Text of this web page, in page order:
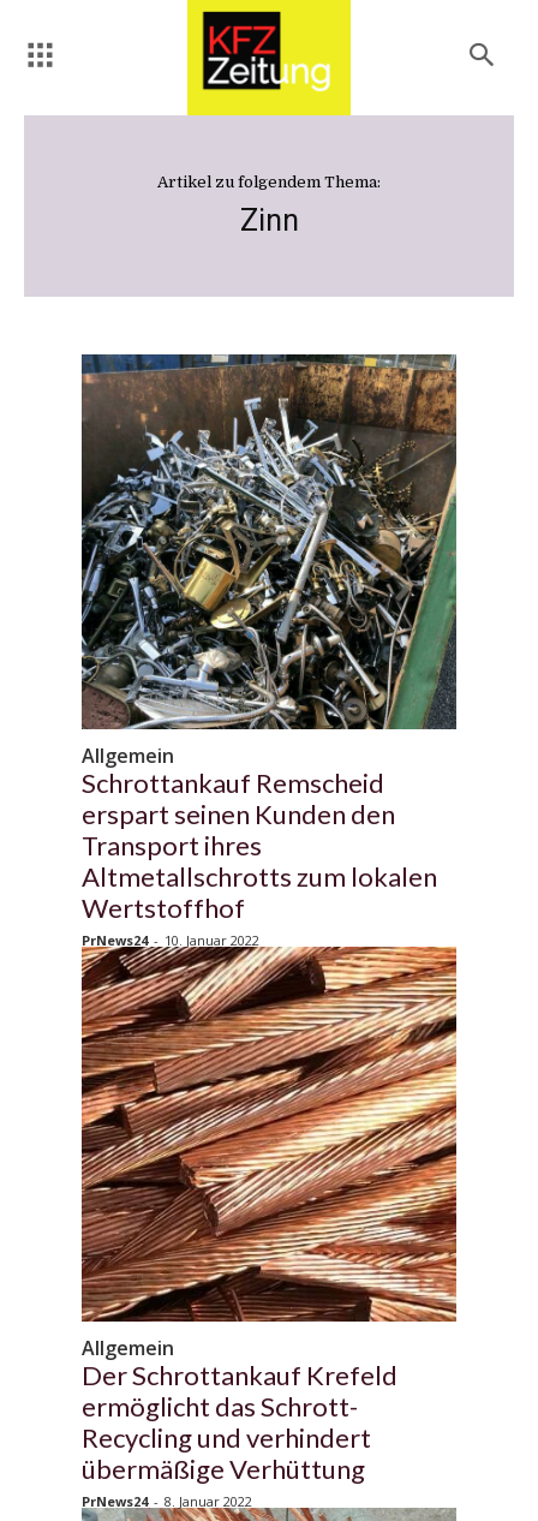
Artikel zu folgendem Thema:
Zinn
Allgemein
Schrottankauf Remscheid
erspart seinen Kunden den
Transport ihres
Altmetallschrotts zum lokalen
Wertstoffhof
PrNews24 - 10. Januar 2022
Allgemein
Der Schrottankauf Krefeld
ermöglicht das Schrott-
Recycling und verhindert
übermäßige Verhüttung
PrNews24 - 8. Januar 2022